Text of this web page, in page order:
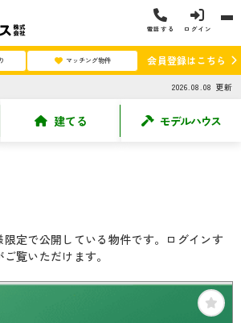
電話する ログイン
マッチング物件 会員登録はこちら
2026.08.08 更新
建てる モデルハウス
限定で公開している物件です。ログインす
覧いただけます。